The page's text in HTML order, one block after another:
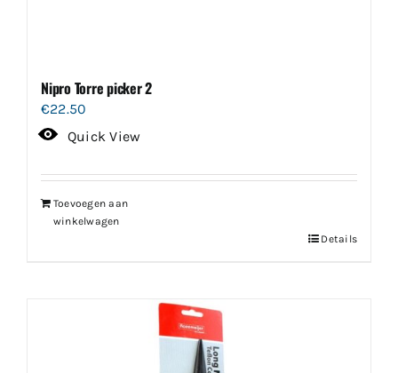
Nipro Torre picker 2
€22.50
Quick View
Toevoegen aan
winkelwagen
Details